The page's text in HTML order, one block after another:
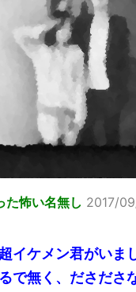
た怖い名無し 2017/
イケメン君がいま
で無く、ださださ